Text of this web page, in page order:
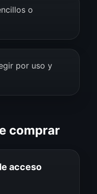
o
por uso y
comprar
acceso